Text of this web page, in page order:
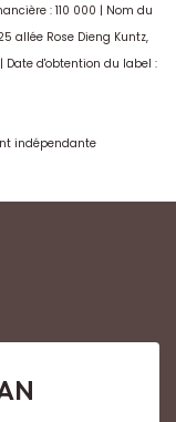
: 110 000 | Nom du
allée Rose Dieng Kuntz,
| Date d'obtention du label :
indépendante